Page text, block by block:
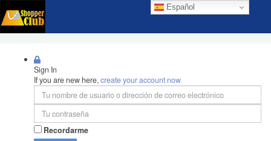
Español
Sign In
If you are new here,create your account now
Recordarme